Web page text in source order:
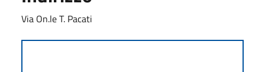
Via On.le T. Pacati